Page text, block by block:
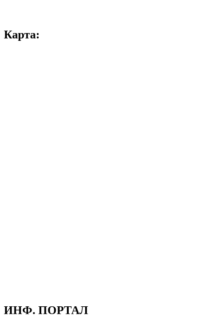
Карта:
ИНФ. ПОРТАЛ